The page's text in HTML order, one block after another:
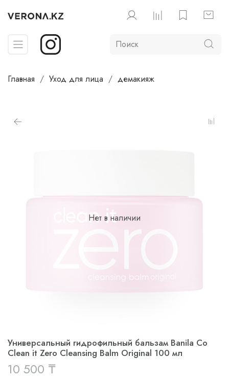
Главная Уход для лица демакияж
Нет в наличии
Универсальный гидрофильный бальзам Banila Co
Clean it Zero Cleansing Balm Original 100 мл
10 500 ₸